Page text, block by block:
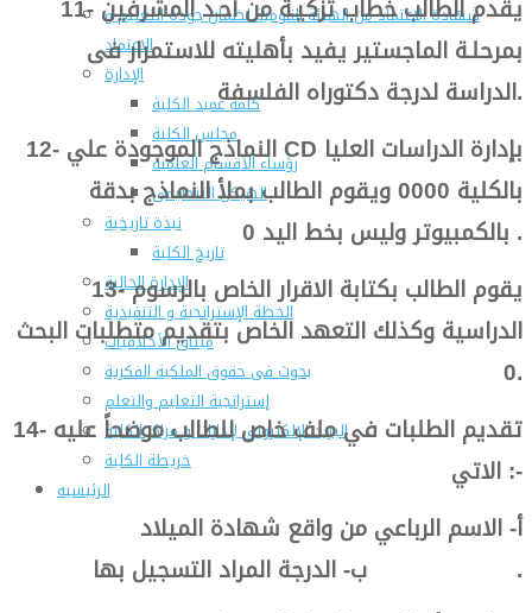
شهادة الاعتماد من الهيئة القومية لضمان جودة التعليم و
الاعتماد
الإدارة
كلمة عميد الكلية
مجلس الكلية
رؤساء الأقسام العلمية
الهيكل التنظيمى
نبذة تاريخية
تاريخ الكلية
الإدارة الحالية
الخطة الإستراتجية و التنفيذية
ميثاق الأخلاقيات
بحوث فى حقوق الملكية الفكرية
إستراتجية التعليم والتعلم
البريد الإلكترونى لإدارات و مراكز الكلية
خريطة الكلية
الرئيسيه
11- يقدم الطالب خطاب تزكيـة من أحـد المشرفين
بمرحلـة الماجستير يفيد بأهليته للاستمرار فى
الدراسة لدرجة دكتوراه الفلسفة.
12- النماذج الموجودة علي CD بإدارة الدراسات العليا
بالكلية 0000 ويقوم الطالب بملأ النماذج بدقة
بالكمبيوتر وليس بخط اليد 0 .
13- يقوم الطالب بكتابة الاقرار الخاص بالرسوم
الدراسية وكذلك التعهد الخاص بتقديم متطلبات البحث
0.
14- تقديم الطلبات في ملف خاص للطالب موضحاً عليه
الاتي :-
أ- الاسم الرباعي من واقع شهادة الميلاد
ب- الدرجة المراد التسجيل بها .